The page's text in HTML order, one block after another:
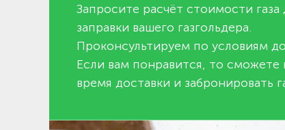
Запросите расчёт стоимости газа
заправки вашего газгольдера.
Проконсультируем по условиям
Если вам понравится, то сможете
время доставки и забронировать